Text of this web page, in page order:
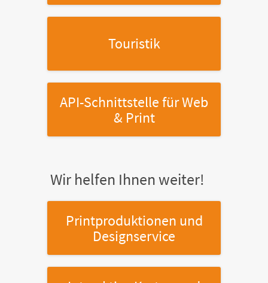
Touristik
API-Schnittstellefür Web
& Print
Wir helfen Ihnen weiter!
Printproduktionen und
Designservice